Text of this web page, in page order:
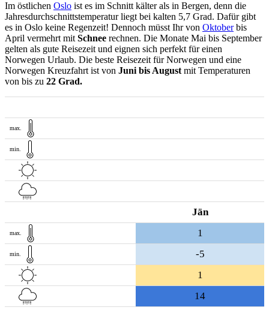
Im östlichen Oslo ist es im Schnitt kälter als in Bergen, denn die
Jahresdurchschnittstemperatur liegt bei kalten 5,7 Grad. Dafür gibt
es in Oslo keine Regenzeit! Dennoch müsst Ihr von Oktoberbis
April vermehrt mit Schnee rechnen. Die Monate Mai bis September
gelten als gute Reisezeit und eignen sich perfekt für einen
Norwegen Urlaub. Die beste Reisezeit für Norwegen und eine
Norwegen Kreuzfahrt ist von Juni bis August mit Temperaturen
von bis zu 22 Grad.
max.
min.
Jän
max. 1
min.
-5
1
14